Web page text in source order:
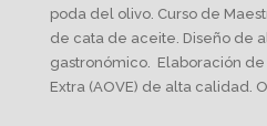
poda del olivo. Curso de
de cata de aceite. Diseño de
gastronómico. Elaboración
Extra (AOVE) de alta calidad.